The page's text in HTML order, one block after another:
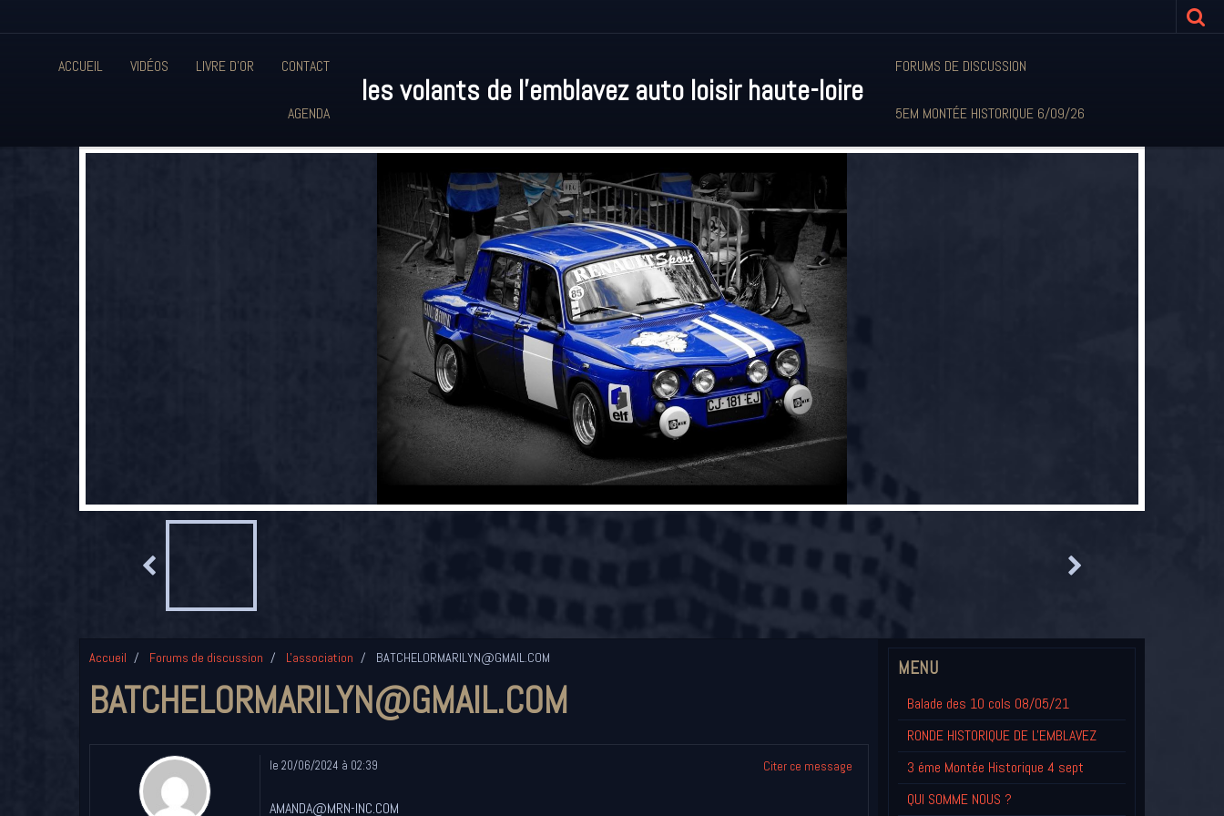
ACCUEIL VIDÉOS LIVRE D'OR CONTACT
AGENDA
les volants de l'emblavez auto loisir haute-loire
FORUMS DE DISCUSSION
5EM MONTÉE HISTORIQUE 6/09/26
Accueil Forums de discussion L'association BATCHELORMARILYN@GMAIL.COM
BATCHELORMARILYN@GMAIL.COM
le 20/06/2024 à 02:39 Citer ce message
AMANDA@MRN-INC.COM
MENU
Balade des 10 cols 08/05/21
RONDE HISTORIQUE DE L'EMBLAVEZ
3 éme Montée Historique 4 sept
QUI SOMME NOUS ?